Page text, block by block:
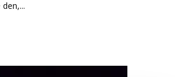
den,...